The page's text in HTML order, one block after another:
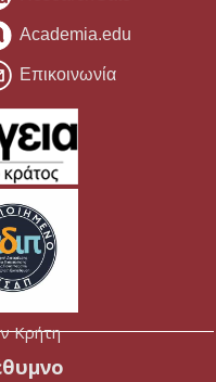
Academia.edu
Επικοινωνία
Κρήτη